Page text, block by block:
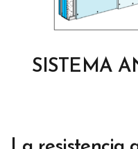
SISTEMA